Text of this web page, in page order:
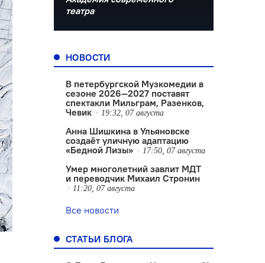
театра
НОВОСТИ
В петербургской Музкомедии в
сезоне 2026—2027 поставят
спектакли Мильграм, Разенков,
Чевик
19:32, 07 августа
Анна Шишкина в Ульяновске
создаëт уличную адаптацию
«Бедной Лизы»
17:50, 07 августа
Умер многолетний завлит МДТ
и переводчик Михаил Стронин
11:20, 07 августа
Все новости
СТАТЬИ БЛОГА